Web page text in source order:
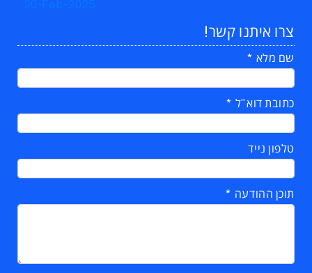
צרו איתנו קשר!
שם מלא
כתובת דוא"ל
טלפון נייד
תוכן ההודעה